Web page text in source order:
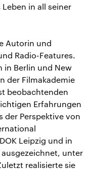
in all seiner
Autorin und
Radio-Features.
in Berlin und New
der Filmakademie
beobachtenden
Erfahrungen
der Perspektive von
Leipzig und in
unter
realisierte sie